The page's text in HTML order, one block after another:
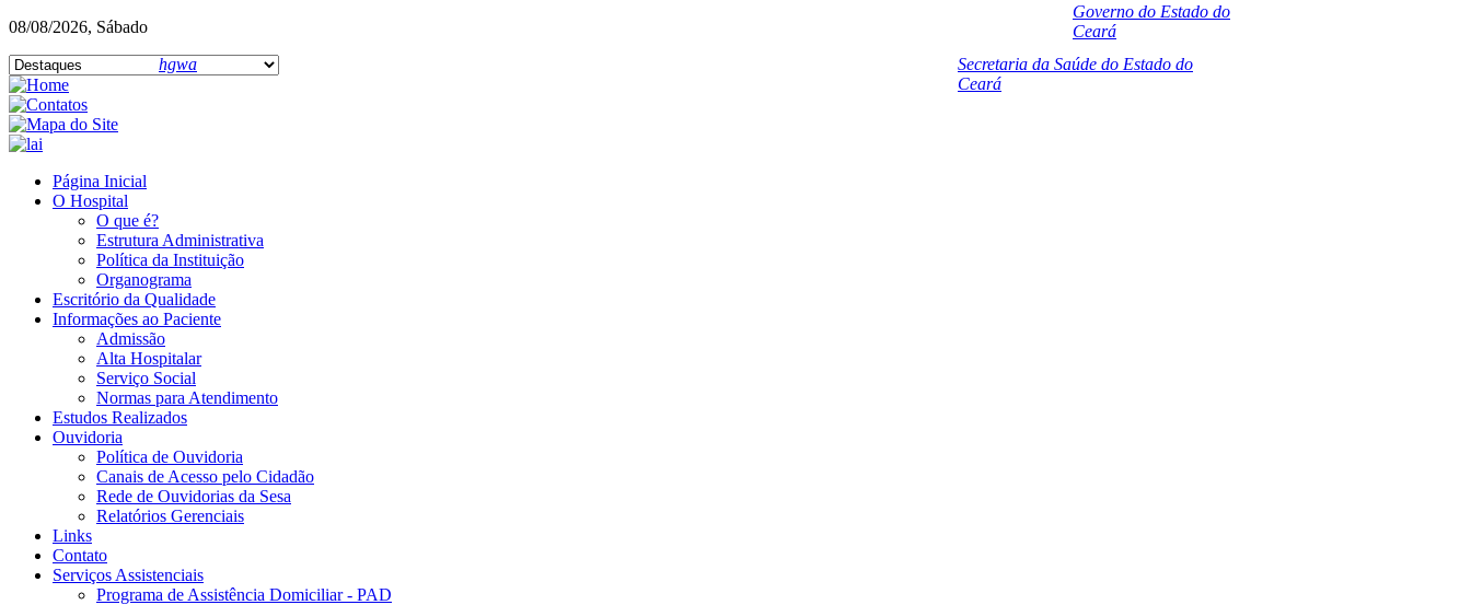
08/08/2026, Sábado
hgwa
Secretaria da Saúde do Estado do
Ceará
Governo do Estado do
Ceará
Página Inicial
O Hospital
O que é?
Estrutura Administrativa
Política da Instituição
Organograma
Escritório da Qualidade
Informações ao Paciente
Admissão
Alta Hospitalar
Serviço Social
Normas para Atendimento
Estudos Realizados
Ouvidoria
Política de Ouvidoria
Canais de Acesso pelo Cidadão
Rede de Ouvidorias da Sesa
Relatórios Gerenciais
Links
Contato
Serviços Assistenciais
Programa de Assistência Domiciliar - PAD